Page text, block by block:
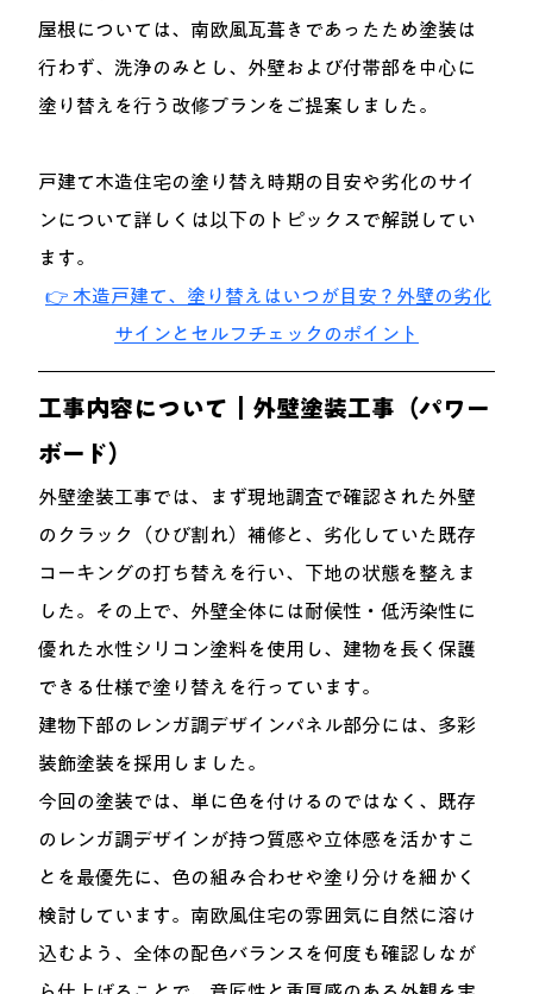
屋根については、南欧風瓦葺きであったため塗装は
行わず、洗浄のみとし、外壁および付帯部を中心に
塗り替えを行う改修プランをご提案しました。
戸建て木造住宅の塗り替え時期の目安や劣化のサイ
ンについて詳しくは以下のトピックスで解説してい
ます。
👉 木造戸建て、塗り替えはいつが目安？外壁の劣化
サインとセルフチェックのポイント
工事内容について｜外壁塗装工事（パワー
ボード）
外壁塗装工事では、まず現地調査で確認された外壁
のクラック（ひび割れ）補修と、劣化していた既存
コーキングの打ち替えを行い、下地の状態を整えま
した。その上で、外壁全体には耐候性・低汚染性に
優れた水性シリコン塗料を使用し、建物を長く保護
できる仕様で塗り替えを行っています。
建物下部のレンガ調デザインパネル部分には、多彩
装飾塗装を採用しました。
今回の塗装では、単に色を付けるのではなく、既存
のレンガ調デザインが持つ質感や立体感を活かすこ
とを最優先に、色の組み合わせや塗り分けを細かく
検討しています。南欧風住宅の雰囲気に自然に溶け
込むよう、全体の配色バランスを何度も確認しなが